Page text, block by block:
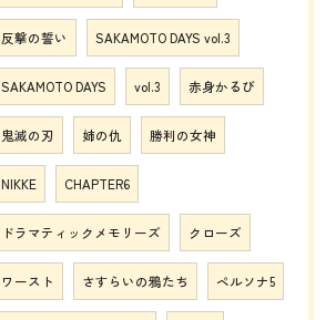
反撃の誓い SAKAMOTO DAYS vol.3
SAKAMOTO DAYS vol.3 赤身かるび
鬼滅の刃 姉の仇 勝利の女神
NIKKE CHAPTER6
ドラマティックメモリーズ クローズ
ワースト さすらいの鴉たち ペルソナ5